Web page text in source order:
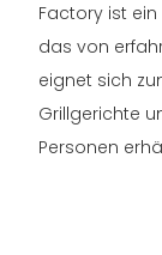
Factory ist
das von
eignet sich
Grillgerichte
Personen